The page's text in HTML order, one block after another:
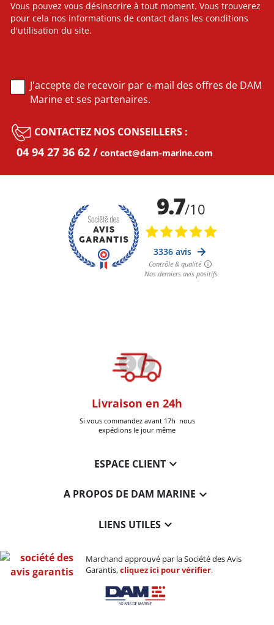
Livraison en 24h
Si vous commandez avant 17h nous
expédions le jour même
Vous pouvez vous désinscrire à tout moment. Vous trouverez
pour cela nos informations de contact dans les conditions
d'utilisation du site.
J'accepte de recevoir par e-mail des offres de DAM
Marine et ses partenaires.
CONTACTEZ NOS CONSEILLERS :
04 94 27 36 62 contact@dam-marine.com
ESPACE CLIENT
A PROPOS DE DAM MARINE 
LIENS UTILES 
Marchand approuvé par la Société des Avis
Garantis,cliquez ici pour vérifier.